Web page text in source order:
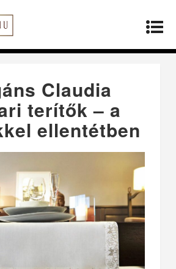
trendekkel ellentétben
Claudia
terítők – a
ellentétben